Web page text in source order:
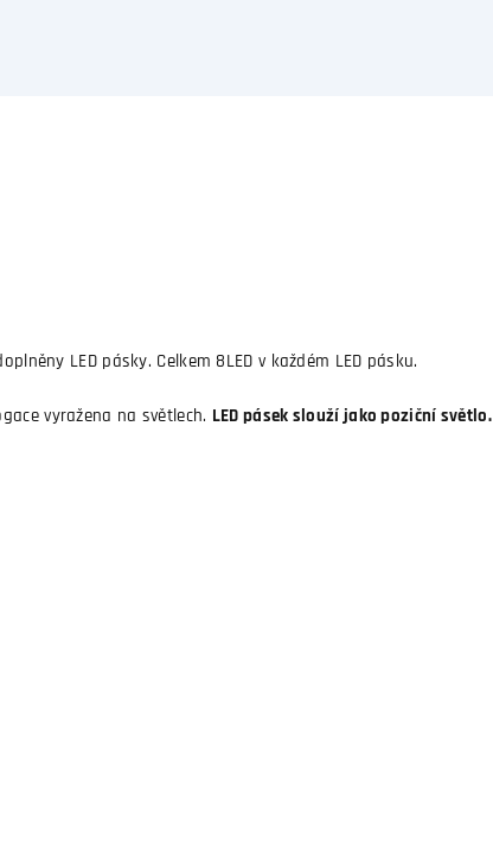
LED pásky. Celkem 8LED v každém LED pásku.
vyražena na světlech. LED pásek slouží jako poziční světlo.